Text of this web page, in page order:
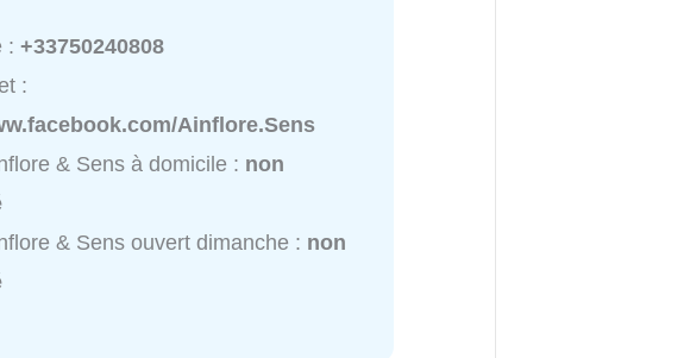
:+33750240808
:
Ainflore.Sens
& Sens à domicile : non
& Sens ouvert dimanche : non